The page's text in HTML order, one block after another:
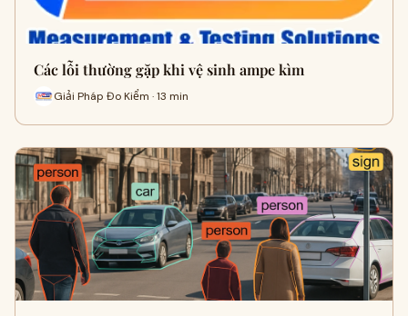
Các lỗi thường gặp khi vệ sinh ampe kìm
Giải Pháp Đo Kiểm · 13 min